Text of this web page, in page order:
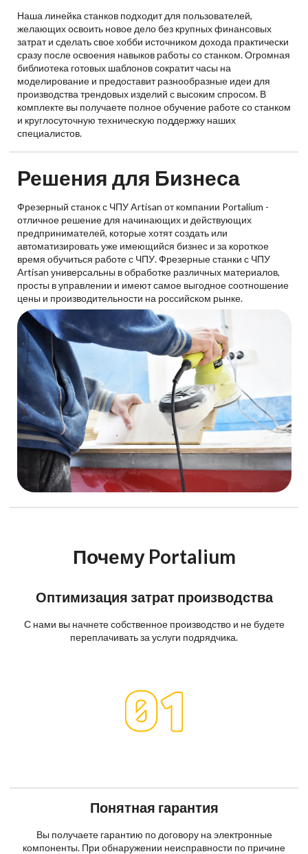
Наша линейка станков подходит для пользователей,
желающих освоить новое дело без крупных финансовых
затрат и сделать свое хобби источником дохода практически
сразу после освоения навыков работы со станком. Огромная
библиотека готовых шаблонов сократит часы на
моделирование и предоставит разнообразные идеи для
производства трендовых изделий с высоким спросом. В
комплекте вы получаете полное обучение работе со станком
и круглосуточную техническую поддержку наших
специалистов.
Решения для Бизнеса
Фрезерный станок с ЧПУ Artisan от компании Portalium -
отличное решение для начинающих и действующих
предпринимателей, которые хотят создать или
автоматизировать уже имеющийся бизнес и за короткое
время обучиться работе с ЧПУ. Фрезерные станки с ЧПУ
Artisan универсальны в обработке различных материалов,
просты в управлении и имеют самое выгодное соотношение
цены и производительности на российском рынке.
Почему Portalium
Оптимизация затрат производства
С нами вы начнете собственное производство и не будете
переплачивать за услуги подрядчика.
Понятная гарантия
Вы получаете гарантию по договору на электронные
компоненты. При обнаружении неисправности по причине